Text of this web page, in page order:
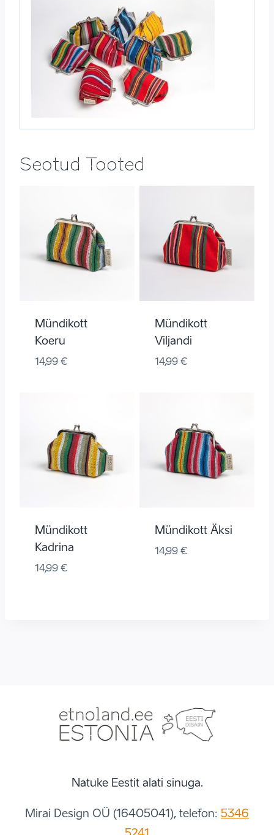
Seotud Tooted
Mündikott
Koeru
14,99 €
Mündikott
Viljandi
14,99 €
Mündikott
Kadrina
14,99 €
Mündikott Äksi
14,99 €
Natuke Eestit alati sinuga.
Mirai Design OÜ (16405041), telefon: 5346